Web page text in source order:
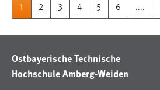
1 2 3 4 5 6 ....
Ostbayerische Technische
Hochschule Amberg-Weiden